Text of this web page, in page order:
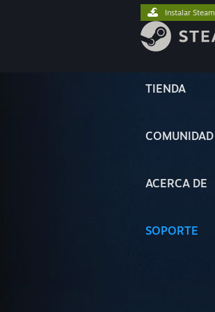
TIENDA
COMUNIDAD
ACERCA DE
SOPORTE
Instalar Steam